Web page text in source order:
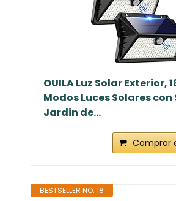
OUILA Luz Solar Exterior,
Modos Luces Solares con
Jardin de...
Comprar
BESTSELLER NO. 18